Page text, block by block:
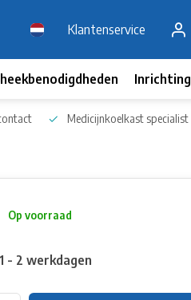
Klantenservice
Inrichting
Medicijnkoelkast specialist
Op voorraad
- 2 werkdagen